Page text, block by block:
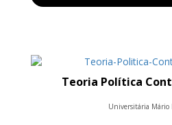
Teoria Política
Universitária Mário